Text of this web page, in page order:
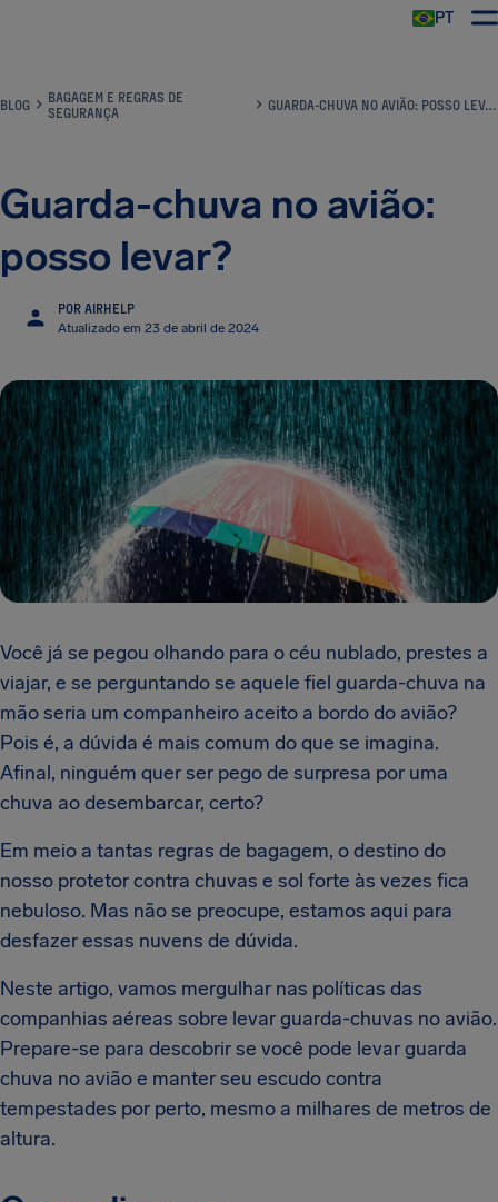
PT
BLOG
BAGAGEM E REGRAS DE
SEGURANÇA
GUARDA-CHUVA NO AVIÃO: POSSO LEVAR?
Guarda-chuva no avião:
posso levar?
POR AIRHELP
Atualizado em 23 de abril de 2024
Você já se pegou olhando para o céu nublado, prestes a
viajar, e se perguntando se aquele fiel guarda-chuva na
mão seria um companheiro aceito a bordo do avião?
Pois é, a dúvida é mais comum do que se imagina.
Afinal, ninguém quer ser pego de surpresa por uma
chuva ao desembarcar, certo?
Em meio a tantas regras de bagagem, o destino do
nosso protetor contra chuvas e sol forte às vezes fica
nebuloso. Mas não se preocupe, estamos aqui para
desfazer essas nuvens de dúvida.
Neste artigo, vamos mergulhar nas políticas das
companhias aéreas sobre levar guarda-chuvas no avião.
Prepare-se para descobrir se você pode levar guarda
chuva no avião e manter seu escudo contra
tempestades por perto, mesmo a milhares de metros de
altura.